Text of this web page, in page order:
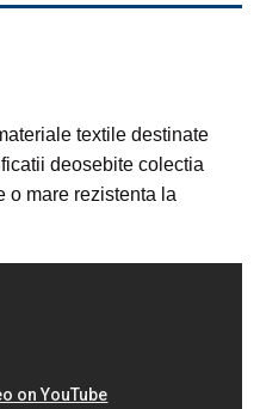
textile destinate
deosebite colectia
o mare rezistenta la